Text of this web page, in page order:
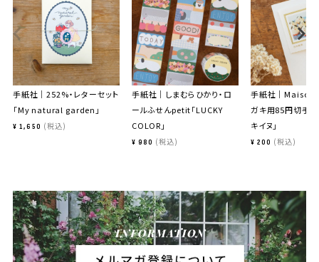
手紙社｜252%・レターセット
「My natural garden」
¥ 1,650 税込
手紙社｜しまむらひかり・ロ
ールふせんpetit「LUCKY
COLOR」
¥ 980 税込
手紙社｜Maison
ガキ用85円切手「
キイヌ」
¥ 200 税込